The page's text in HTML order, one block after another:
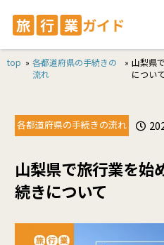
top » 各都道府県の手続きの
流れ
» 山梨県
について
各都道府県の手続きの流れ
山梨県で旅行業を始
続きについて